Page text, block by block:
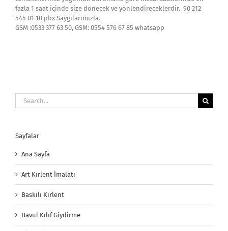
fazla 1 saat içinde size dönecek ve yönlendireceklerdir. 90 212
545 01 10 pbx Saygılarımızla.
GSM :0533 377 63 50, GSM: 0554 576 67 85 whatsapp
Search
for:
Sayfalar
Ana Sayfa
Art Kırlent İmalatı
Baskılı Kırlent
Bavul Kılıf Giydirme